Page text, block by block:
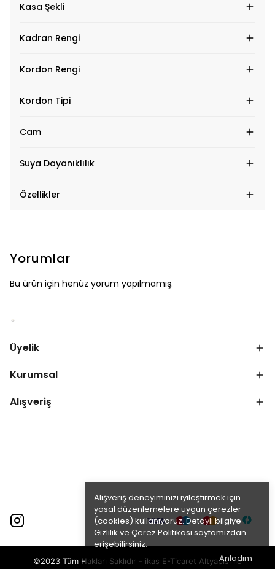
Alışveriş deneyiminizi iyileştirmek için
yasal düzenlemelere uygun çerezler
(cookies) kullanıyoruz. Detaylı bilgiye
Gizlilik ve Çerez Politikası sayfamızdan
erişebilirsiniz.
Anladım
Kasa Şekli
Kadran Rengi
Kordon Rengi
Kordon Tipi
Cam
Suya Dayanıklılık
Özellikler
Yorumlar
Bu ürün için henüz yorum yapılmamış.
Üyelik
Kurumsal
Alışveriş
©2023 Tüm Hakları Saklıdır - ikas E-Ticaret Altyapısı ile